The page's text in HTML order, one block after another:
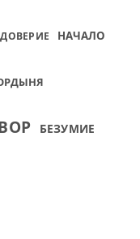
НАЧАЛО
БЕЗУМИЕ